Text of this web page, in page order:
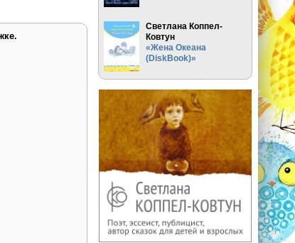
Светлана Коппел-
Ковтун
«Жена Океана
(DiskBook)»